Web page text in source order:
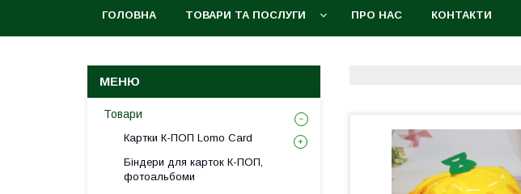
ГОЛОВНА ТОВАРИ ТА ПОСЛУГИ ПРО НАС КОНТАКТИ
Товари
Картки К-ПОП Lomo Card
Біндери для карток К-ПОП,
фотоальбоми